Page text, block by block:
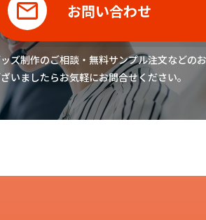
お問い合わせ
ズ制作のご相談・無料サンプル注文などの
いましたらお気軽にお問合せください。